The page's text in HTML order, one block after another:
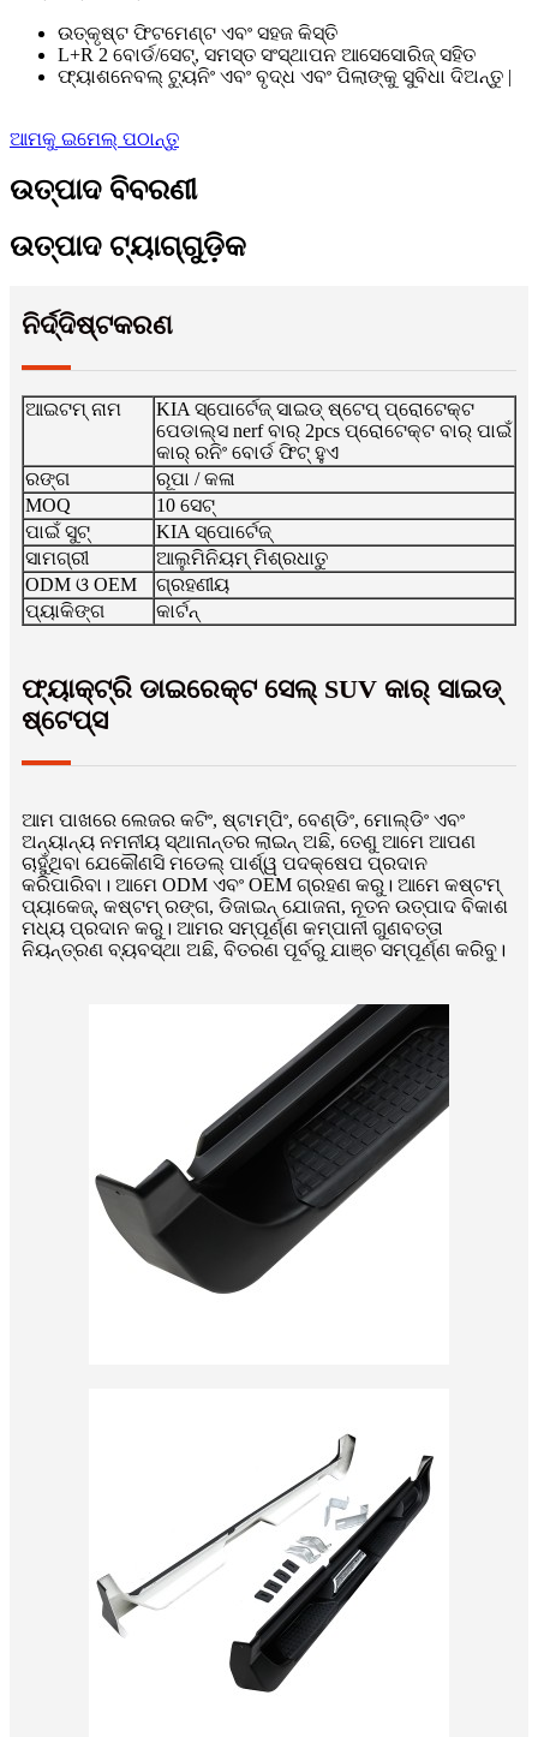
ଉତ୍କୃଷ୍ଟ ଫିଟମେଣ୍ଟ ଏବଂ ସହଜ କିସ୍ତି
L+R 2 ବୋର୍ଡ/ସେଟ୍, ସମସ୍ତ ସଂସ୍ଥାପନ ଆସେସୋରିଜ୍ ସହିତ
ଫ୍ୟାଶନେବଲ୍ ଟ୍ୟୁନିଂ ଏବଂ ବୃଦ୍ଧ ଏବଂ ପିଲାଙ୍କୁ ସୁବିଧା ଦିଅନ୍ତୁ |
ଆମକୁ ଇମେଲ୍ ପଠାନ୍ତୁ
ଉତ୍ପାଦ ବିବରଣୀ
ଉତ୍ପାଦ ଟ୍ୟାଗ୍‌ଗୁଡ଼ିକ
ନିର୍ଦ୍ଦିଷ୍ଟକରଣ
ଆଇଟମ୍ ନାମ
KIA ସ୍ପୋର୍ଟେଜ୍ ସାଇଡ୍ ଷ୍ଟେପ୍ ପ୍ରୋଟେକ୍ଟ
ପେଡାଲ୍ସ nerf ବାର୍ 2pcs ପ୍ରୋଟେକ୍ଟ ବାର୍ ପାଇଁ
କାର୍ ରନିଂ ବୋର୍ଡ ଫିଟ୍ ହୁଏ
ରଙ୍ଗ
ରୂପା / କଳା
MOQ
10 ସେଟ୍
ପାଇଁ ସୁଟ୍
KIA ସ୍ପୋର୍ଟେଜ୍
ସାମଗ୍ରୀ
ଆଲୁମିନିୟମ୍ ମିଶ୍ରଧାତୁ
ODM ଓ OEM
ଗ୍ରହଣୀୟ
ପ୍ୟାକିଙ୍ଗ
କାର୍ଟନ୍
ଫ୍ୟାକ୍ଟ୍ରି ଡାଇରେକ୍ଟ ସେଲ୍ SUV କାର୍ ସାଇଡ୍
ଷ୍ଟେପ୍ସ
ଆମ ପାଖରେ ଲେଜର କଟିଂ, ଷ୍ଟାମ୍ପିଂ, ବେଣ୍ଡିଂ, ମୋଲ୍ଡିଂ ଏବଂ
ଅନ୍ୟାନ୍ୟ ନମନୀୟ ସ୍ଥାନାନ୍ତର ଲାଇନ୍ ଅଛି, ତେଣୁ ଆମେ ଆପଣ
ଚାହୁଁଥିବା ଯେକୌଣସି ମଡେଲ୍ ପାର୍ଶ୍ୱ ପଦକ୍ଷେପ ପ୍ରଦାନ
କରିପାରିବା। ଆମେ ODM ଏବଂ OEM ଗ୍ରହଣ କରୁ। ଆମେ କଷ୍ଟମ୍
ପ୍ୟାକେଜ୍, କଷ୍ଟମ୍ ରଙ୍ଗ, ଡିଜାଇନ୍ ଯୋଜନା, ନୂତନ ଉତ୍ପାଦ ବିକାଶ
ମଧ୍ୟ ପ୍ରଦାନ କରୁ। ଆମର ସମ୍ପୂର୍ଣ୍ଣ କମ୍ପାନୀ ଗୁଣବତ୍ତା
ନିୟନ୍ତ୍ରଣ ବ୍ୟବସ୍ଥା ଅଛି, ବିତରଣ ପୂର୍ବରୁ ଯାଞ୍ଚ ସମ୍ପୂର୍ଣ୍ଣ କରିବୁ।